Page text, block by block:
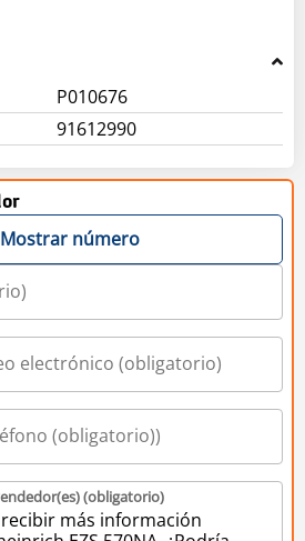
P010676
91612990
Mostrar número
(obligatorio)